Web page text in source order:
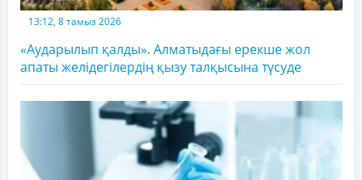
13:12, 8 тамыз 2026
«Аударылып қалды». Алматыдағы ерекше жол
апаты желідегілердің қызу талқысына түсуде